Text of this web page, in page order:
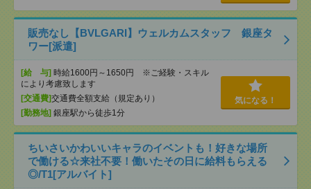
販売なし【BVLGARI】ウェルカムスタッフ 銀座タ
ワー[派遣]
[給 与] 時給1600円～1650円 ※ご経験・スキル
により考慮致します
[交通費]交通費全額支給（規定あり）
[勤務地] 銀座駅から徒歩1分
気になる！
ちいさいかわいいキャラのイベントも！好きな場所
で働ける☆来社不要！働いたその日に給料もらえる
◎/T1[アルバイト]